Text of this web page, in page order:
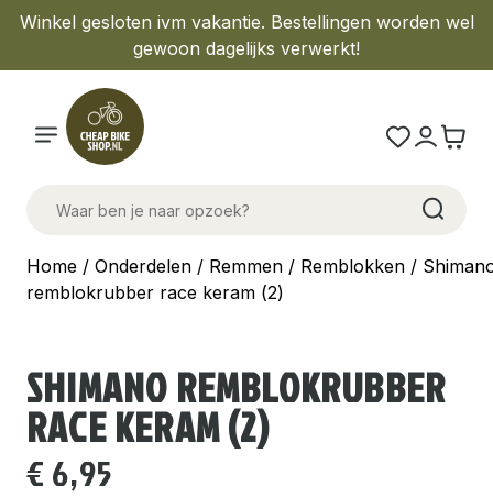
Winkel gesloten ivm vakantie. Bestellingen worden wel
gewoon dagelijks verwerkt!
Home / Onderdelen / Remmen / Remblokken /
remblokrubber race keram (2)
SHIMANO REMBLOKRUBBER
RACE KERAM (2)
€ 6,95